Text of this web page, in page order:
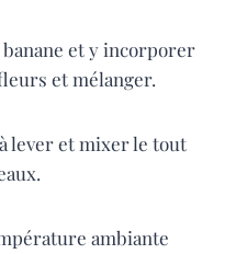
banane et y incorporer
et mélanger.
lever et mixer le tout
ambiante